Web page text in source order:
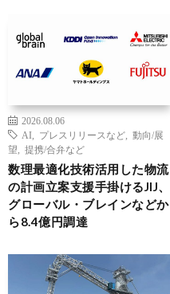
2026.08.06
AI
プレスリリースなど
動向/展
望
提携/合弁など
数理最適化技術活用した物流
の計画立案支援手掛けるJIJ、
グローバル・ブレインなどか
ら8.4億円調達